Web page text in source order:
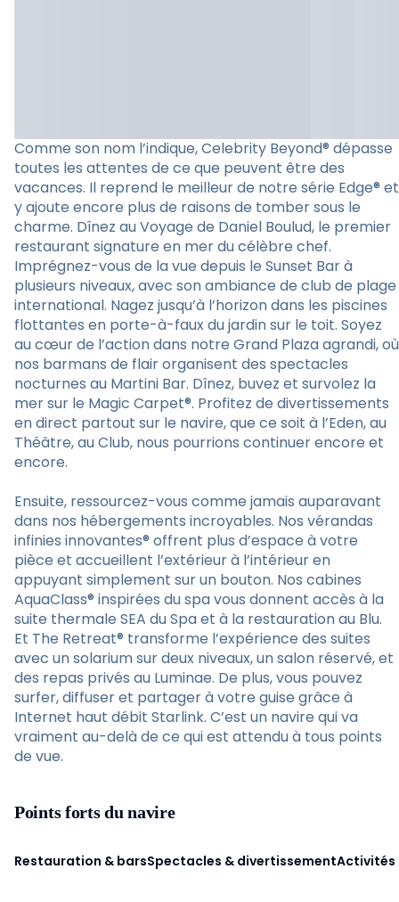
Comme son nom l’indique, Celebrity Beyond® dépasse
toutes les attentes de ce que peuvent être des
vacances. Il reprend le meilleur de notre série Edge® et
y ajoute encore plus de raisons de tomber sous le
charme. Dînez au Voyage de Daniel Boulud, le premier
restaurant signature en mer du célèbre chef.
Imprégnez-vous de la vue depuis le Sunset Bar à
plusieurs niveaux, avec son ambiance de club de plage
international. Nagez jusqu’à l’horizon dans les piscines
flottantes en porte-à-faux du jardin sur le toit. Soyez
au cœur de l’action dans notre Grand Plaza agrandi, où
nos barmans de flair organisent des spectacles
nocturnes au Martini Bar. Dînez, buvez et survolez la
mer sur le Magic Carpet®. Profitez de divertissements
en direct partout sur le navire, que ce soit à l’Eden, au
Théâtre, au Club, nous pourrions continuer encore et
encore.
Ensuite, ressourcez-vous comme jamais auparavant
dans nos hébergements incroyables. Nos vérandas
infinies innovantes® offrent plus d’espace à votre
pièce et accueillent l’extérieur à l’intérieur en
appuyant simplement sur un bouton. Nos cabines
AquaClass® inspirées du spa vous donnent accès à la
suite thermale SEA du Spa et à la restauration au Blu.
Et The Retreat® transforme l’expérience des suites
avec un solarium sur deux niveaux, un salon réservé, et
des repas privés au Luminae. De plus, vous pouvez
surfer, diffuser et partager à votre guise grâce à
Internet haut débit Starlink. C’est un navire qui va
vraiment au-delà de ce qui est attendu à tous points
de vue.
Points forts du navire
Restauration & barsSpectacles & divertissementActivités